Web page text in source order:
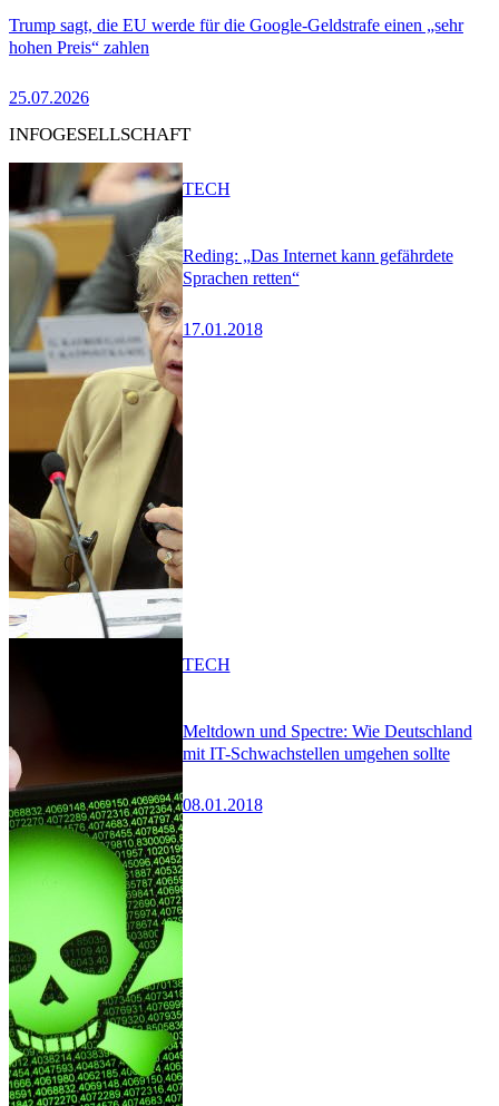
Trump sagt, die EU werde für die Google-Geldstrafe einen „sehr
hohen Preis“ zahlen
25.07.2026
INFOGESELLSCHAFT
Reding: „Das Internet kann gefährdete
Sprachen retten“
17.01.2018
TECH
Meltdown und Spectre: Wie Deutschland
mit IT-Schwachstellen umgehen sollte
08.01.2018
TECH